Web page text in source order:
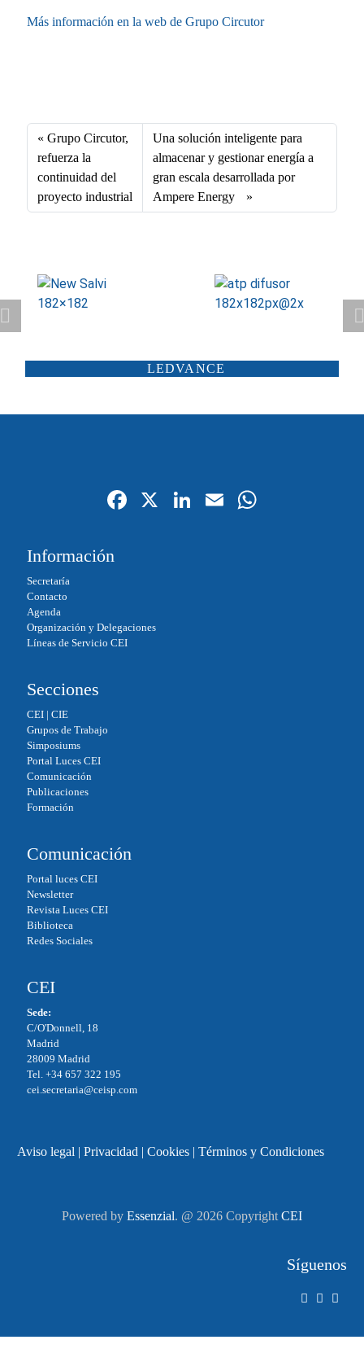
Más información en la web de Grupo Circutor
bo
ok
ed
ail ts
A
pp
Grupo Circutor,
refuerza la
continuidad del
proyecto industrial
Una solución inteligente para
almacenar y gestionar energía a
gran escala desarrollada por
Ampere Energy
SALVI
ATP ILUMINACIÓN
CARANDINI
SCHRÉDER
SALTOKI
ILUMINIA
LEDVANCE
Fa
X
Li
E
Información
Secretaría
Contacto
Agenda
Organización y Delegaciones
Líneas de Servicio CEI
Secciones
CEI| CIE
Grupos de Trabajo
Simposiums
Portal Luces CEI
Comunicación
Publicaciones
Formación
Comunicación
Portal luces CEI
Newsletter
Revista Luces CEI
Biblioteca
Redes Sociales
CEI
Sede:
C/O'Donnell, 18
Madrid
28009 Madrid
Tel. +34 657 322 195
cei.secretaria@ceisp.com
Aviso legal | Privacidad | Cookies| Términos y Condiciones
Powered by Essenzial. @ 2026 Copyright CEI
Síguenos